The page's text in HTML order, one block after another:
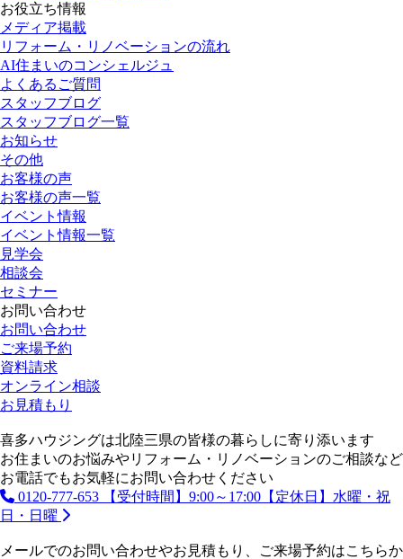
お役立ち情報
メディア掲載
リフォーム・リノベーションの流れ
AI住まいのコンシェルジュ
よくあるご質問
スタッフブログ
スタッフブログ一覧
お知らせ
その他
お客様の声
お客様の声一覧
イベント情報
イベント情報一覧
見学会
相談会
セミナー
お問い合わせ
お問い合わせ
ご来場予約
資料請求
オンライン相談
お見積もり
喜多ハウジングは北陸三県の皆様の暮らしに寄り添います
お住まいのお悩みやリフォーム・リノベーションのご相談など
お電話でもお気軽にお問い合わせください
0120-777-653
【受付時間】9:00～17:00【定休日】水曜・祝
日・日曜
メールでのお問い合わせやお見積もり、ご来場予約はこちらか